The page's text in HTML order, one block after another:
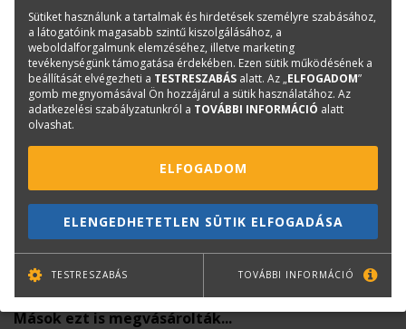
Könyv nyelve:
magyar/angol
Kötészet:
kartonált
Kérdése van?
Könyvesboltvezető
+36 70 670 5194
Mások ezt is megvásárolták...
Sütiket használunk a tartalmak és hirdetések személyre szabásához,
a látogatóink magasabb szintű kiszolgálásához, a
weboldalforgalmunk elemzéséhez, illetve marketing
tevékenységünk támogatása érdekében. Ezen sütik működésének a
beállítását elvégezheti a TESTRESZABÁS alatt. Az „ELFOGADOM”
gomb megnyomásával Ön hozzájárul a sütik használatához. Az
adatkezelési szabályzatunkról a TOVÁBBI INFORMÁCIÓ alatt
olvashat.
ELFOGADOM
ELENGEDHETETLEN SÜTIK ELFOGADÁSA
TESTRESZABÁS TOVÁBBI INFORMÁCIÓ